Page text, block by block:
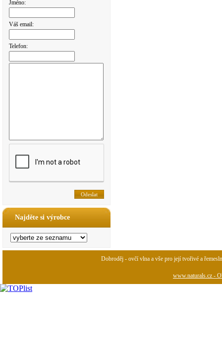
Jméno:
Váš email:
Telefon:
Najděte si výrobce
Dobroděj - ovčí vlna a vše pro její tvořivé a
www.naturals.cz -